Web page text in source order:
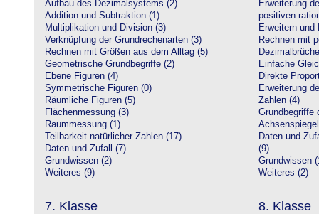
Aufbau des Dezimalsystems (2)
Addition und Subtraktion (1)
Multiplikation und Division (3)
Verknüpfung der Grundrechenarten (3)
Rechnen mit Größen aus dem Alltag (5)
Geometrische Grundbegriffe (2)
Ebene Figuren (4)
Symmetrische Figuren (0)
Räumliche Figuren (5)
Flächenmessung (3)
Raummessung (1)
Teilbarkeit natürlicher Zahlen (17)
Daten und Zufall (7)
Grundwissen (2)
Weiteres (9)
Erweiterung
positiven
Erweitern und
Rechnen mit
Einfache
Direkte
Erweiterung
Zahlen (4)
Grundbegriffe
Daten und
(9)
Grundwissen
Weiteres (2)
7. Klasse 8. Klasse